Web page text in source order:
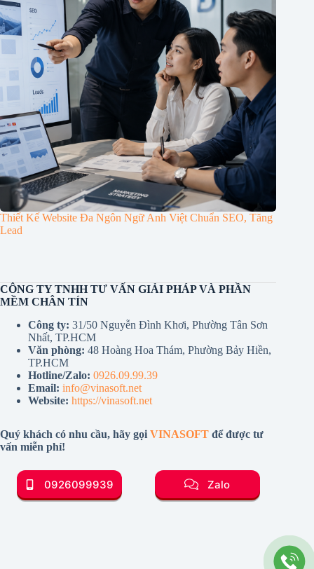
Thiết Kế Website Đa Ngôn Ngữ Anh Việt Chuẩn SEO, Tăng
Lead
CÔNG TY TNHH TƯ VẤN GIẢI PHÁP VÀ PHẦN
MỀM CHÂN TÍN
Công ty: 31/50 Nguyễn Đình Khơi, Phường Tân Sơn
Nhất, TP.HCM
Văn phòng: 48 Hoàng Hoa Thám, Phường Bảy Hiền,
TP.HCM
Hotline/Zalo: 0926.09.99.39
Email: info@vinasoft.net
Website: https://vinasoft.net
Quý khách có nhu cầu, hãy gọi VINASOFT để được tư
vấn miễn phí!
0926099939 Zalo